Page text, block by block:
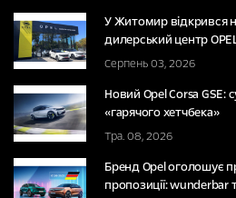
У Житомир відкрився
дилерський центр
Серпень 03, 2026
Новий Opel Corsa GSE:
«гарячого хетчбека»
Тра. 08, 2026
Бренд Opel оголошує
пропозиції: wunderbar